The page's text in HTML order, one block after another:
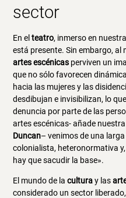
sector
En elteatro, inmerso en
está presente. Sin embargo, al
artes escénicas perviven un
que no sólo favorecen
hacia las mujeres y las
desdibujan e invisibilizan, lo
denuncia por parte de las
artes escénicas- añade
Duncan– venimos de una
colonialista, heteronormativa
hay que sacudir la base».
El mundo de laculturay las
considerado un sector